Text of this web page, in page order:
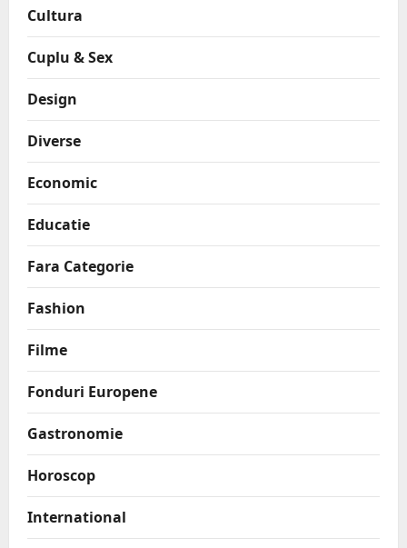
Cultura
Cuplu & Sex
Design
Diverse
Economic
Educatie
Fara Categorie
Fashion
Filme
Fonduri Europene
Gastronomie
Horoscop
International